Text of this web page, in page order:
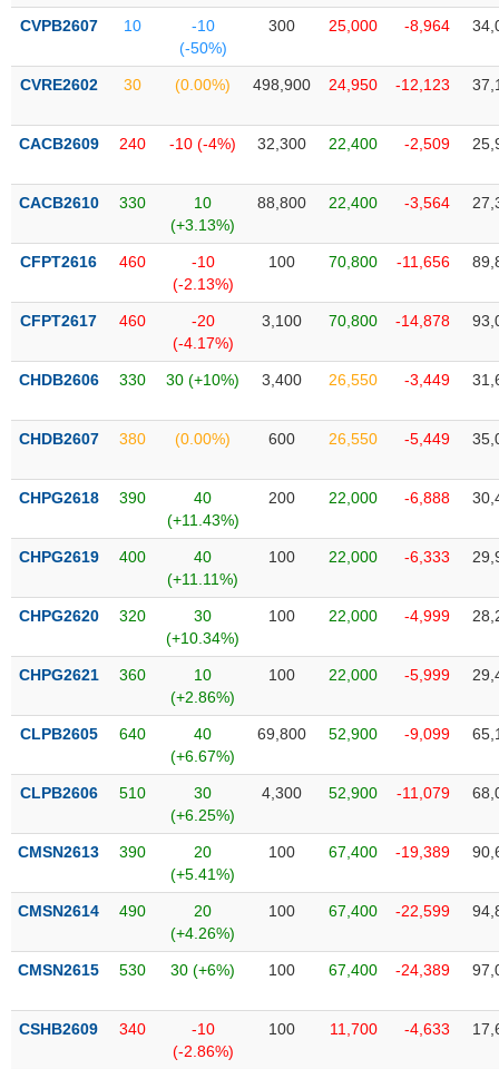
liệu
Tâm
lý
CVPB2607 10
-10
(-50%)
300 25,000 -8,964
CVRE2602 30 (0.00%) 498,900 24,950 -12,123
CACB2609 240 -10 (-4%) 32,300 22,400 -2,509
CACB2610 330
10
(+3.13%)
88,800 22,400 -3,564
CFPT2616 460
-10
(-2.13%)
100 70,800 -11,656
CFPT2617 460
-20
(-4.17%)
3,100 70,800 -14,878
CHDB2606 330 30 (+10%) 3,400 26,550 -3,449
CHDB2607 380 (0.00%) 600 26,550 -5,449
CHPG2618 390
40
(+11.43%)
200 22,000 -6,888
CHPG2619 400
40
(+11.11%)
100 22,000 -6,333
CHPG2620 320
30
(+10.34%)
100 22,000 -4,999
CHPG2621 360
10
(+2.86%)
100 22,000 -5,999
CLPB2605 640
40
(+6.67%)
69,800 52,900 -9,099
CLPB2606 510
30
(+6.25%)
4,300 52,900 -11,079
CMSN2613 390
20
(+5.41%)
100 67,400 -19,389
CMSN2614 490
20
(+4.26%)
100 67,400 -22,599
CMSN2615 530 30 (+6%) 100 67,400 -24,389
CSHB2609 340
-10
(-2.86%)
100 11,700 -4,633
TIÊU
KHÔNG
YẾU
TIÊU
DÙNG
CHĂM
SÓC
KHỎE
CÔNG
THÔNG
DỊCH
TRUYỀN